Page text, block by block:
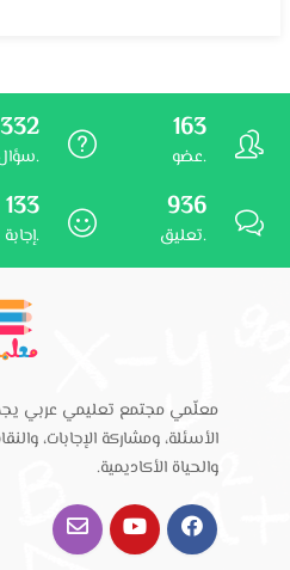
163
عضو.
332
سؤال.
936
تعليق.
133
إجابة.
معلّمي مجتمع تعليمي عربي
الأسئلة، ومشاركة الإجابات،
والحياة الأكاديمية.